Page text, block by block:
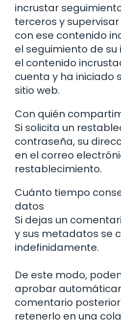
incrustar
terceros y
con ese contenido
el seguimiento de
el contenido
cuenta y ha iniciado
sitio web.
Con quién
Si solicita un
contraseña, su
en el correo
restablecimiento.
Cuánto tiempo
datos
Si dejas un
y sus metadatos se
indefinidamente.
De este modo,
aprobar
comentario
retenerlo en una